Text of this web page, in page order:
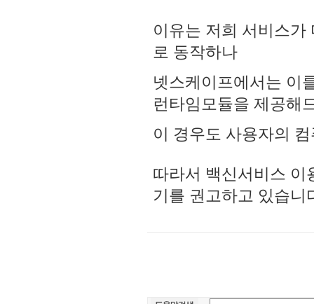
이유는 저희 서비스
로 동작하나
넷스케이프에서는 이
런타임모듈을 제공해
이 경우도 사용자의
따라서 백신서비스
기를 권고하고 있습니